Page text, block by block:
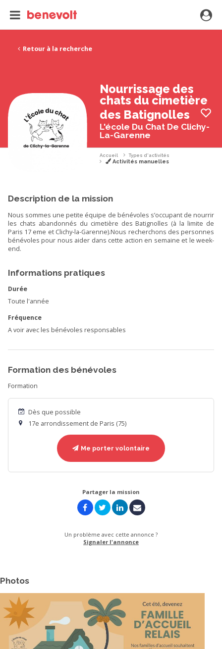
Retour à la recherche
Nourrissage des
chats du cimetière
des Batignolles
L'école Du Chat De Clichy-
La-Garenne
Accueil Types d'activités
Activités manuelles
Description de la mission
Nous sommes une petite équipe de bénévoles s’occupant de nourrir
les chats abandonnés du cimetière des Batignolles (à la limite de
Paris 17 eme et Clichy-la-Garenne).Nous recherchons des personnes
bénévoles pour nous aider dans cette action en semaine et le week-
end.
Informations pratiques
Durée
Toute l'année
Fréquence
A voir avec les bénévoles responsables
Formation des bénévoles
Formation
Dès que possible
17e arrondissement de Paris (75)
Me porter volontaire
Partager la mission
Un problème avec cette annonce ?
Signaler l'annonce
Photos